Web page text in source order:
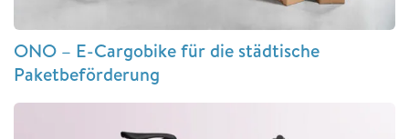
ONO – E-Cargobike für die städtische
Paketbeförderung